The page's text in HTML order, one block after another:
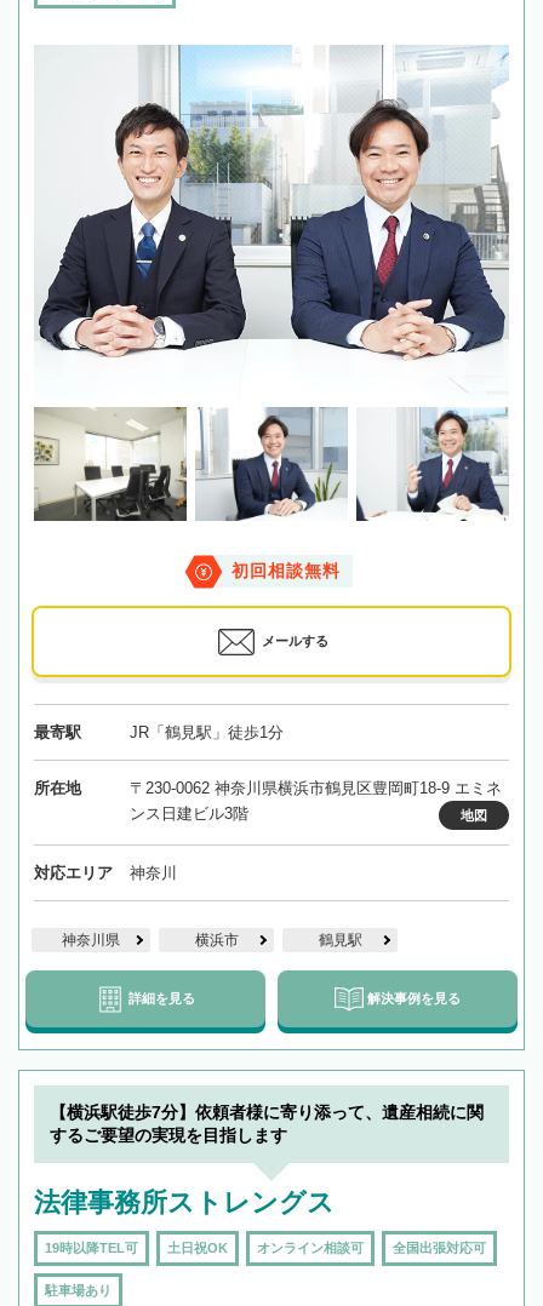
初回相談無料
メールする
最寄駅 JR「鶴見駅」徒歩1分
所在地
〒230-0062 神奈川県横浜市鶴見区豊岡町18-9 エミネ
ンス日建ビル3階
地図
対応エリア 神奈川
神奈川県 横浜市 鶴見駅
詳細を見る 解決事例を見る
【横浜駅徒歩7分】依頼者様に寄り添って、遺産相続に関
するご要望の実現を目指します
法律事務所ストレングス
19時以降TEL可 土日祝OK オンライン相談可 全国出張対応可
駐車場あり